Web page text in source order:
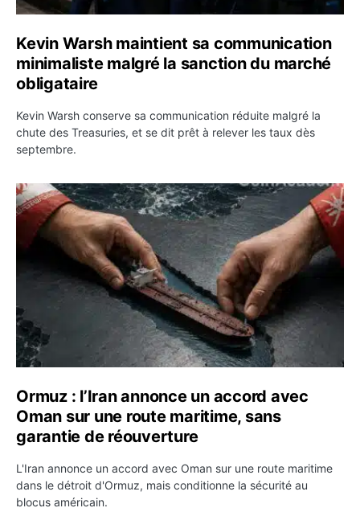
Kevin Warsh maintient sa communication
minimaliste malgré la sanction du marché
obligataire
Kevin Warsh conserve sa communication réduite malgré la
chute des Treasuries, et se dit prêt à relever les taux dès
septembre.
Ormuz : l’Iran annonce un accord avec Oman sur une
Ormuz : l’Iran annonce un accord avec
Oman sur une route maritime, sans
garantie de réouverture
L'Iran annonce un accord avec Oman sur une route maritime
dans le détroit d'Ormuz, mais conditionne la sécurité au
blocus américain.